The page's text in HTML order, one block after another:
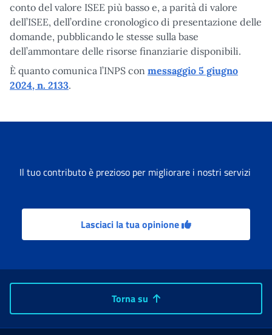
conto del valore ISEE più basso e, a parità di valore
dell’ISEE, dell’ordine cronologico di presentazione delle
domande, pubblicando le stesse sulla base
dell’ammontare delle risorse finanziarie disponibili.
È quanto comunica l’INPS con messaggio 5 giugno
2024, n. 2133.
Il tuo contributo è prezioso per migliorare i nostri servizi
Lasciaci la tua opinione
Torna su